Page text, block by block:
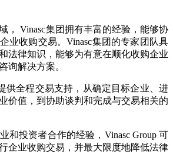
， Vinasc集团拥有丰富的经验，能够协
业收购交易。Vinasc集团的专家团队具
法律知识，能够为有意在顺化收购企业
询解决方案。
供全程交易支持，从确定目标企业、进
价值，到协助谈判和完成与交易相关的
和投资者合作的经验，Vinasc Group 可
企业收购交易，并最大限度地降低法律